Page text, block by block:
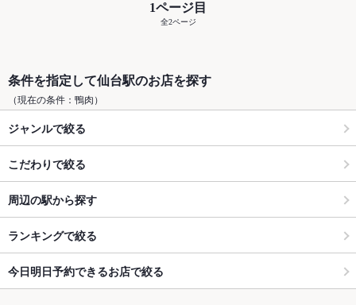
1ページ目
全2ページ
条件を指定して仙台駅のお店を探す
（現在の条件：鴨肉）
ジャンルで絞る
こだわりで絞る
周辺の駅から探す
ランキングで絞る
今日明日予約できるお店で絞る